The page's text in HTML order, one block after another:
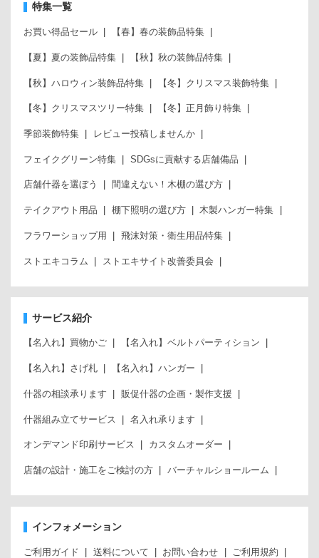
特集一覧
お買い得品セール 【春】春の装飾品特集
【夏】夏の装飾品特集 【秋】秋の装飾品特集
【秋】ハロウィン装飾品特集 【冬】クリスマス装飾特集
【冬】クリスマスツリー特集 【冬】正月飾り特集
季節装飾特集 レビュー投稿しませんか
フェイクグリーン特集 SDGsに貢献する店舗備品
店舗什器を選ぼう 間違えない！木棚の選び方
テイクアウト用品 棚下照明の選び方 木製ハンガー特集
フラワーショップ用 飛沫対策・衛生用品特集
ストエキコラム ストエキサイト改善委員会
サービス紹介
【名入れ】買物かご 【名入れ】ベルトパーティション
【名入れ】さげ札 【名入れ】ハンガー
什器の相談承ります 販促什器の企画・製作支援
什器組み立てサービス 名入れ承ります
オンデマンド印刷サービス カスタムオーダー
店舗の設計・施工をご検討の方 バーチャルショールーム
インフォメーション
ご利用ガイド 送料について お問い合わせ ご利用規約